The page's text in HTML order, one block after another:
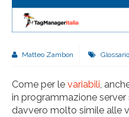
Matteo Zambon Glossario
Come per le variabili,
in programmazione
davvero molto simile alle